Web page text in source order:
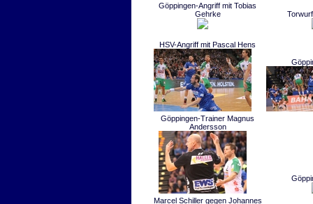
Göppingen-Angriff mit Tobias
Gehrke
HSV-Angriff mit Pascal Hens
Göppingen-Trainer Magnus
Andersson
Marcel Schiller gegen Johannes